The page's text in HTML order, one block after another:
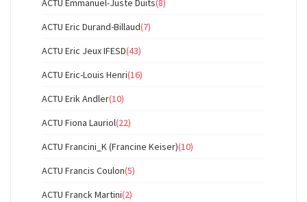
ACTU Emmanuel-Juste Duits(8)
ACTU Eric Durand-Billaud(7)
ACTU Eric Jeux IFESD(43)
ACTU Eric-Louis Henri(16)
ACTU Erik Andler(10)
ACTU Fiona Lauriol(22)
ACTU Francini_K (Francine Keiser)(10)
ACTU Francis Coulon(5)
ACTU Franck Martini(2)